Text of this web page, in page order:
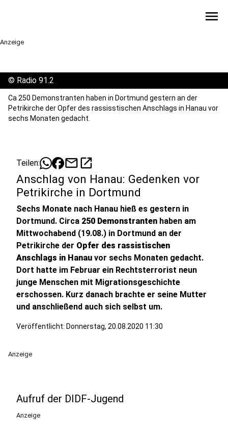
menu
Anzeige
© Radio 91.2
Ca 250 Demonstranten haben in Dortmund gestern an der
Petrikirche der Opfer des rassisstischen Anschlags in Hanau vor
sechs Monaten gedacht.
Teilen: mailopen_in_new
Anschlag von Hanau: Gedenken vor
Petrikirche in Dortmund
Sechs Monate nach Hanau hieß es gestern in
Dortmund. Circa 250 Demonstranten haben am
Mittwochabend (19.08.) in Dortmund an der
Petrikirche der Opfer des rassistischen
Anschlags in Hanau vor sechs Monaten gedacht.
Dort hatte im Februar ein Rechtsterrorist neun
junge Menschen mit Migrationsgeschichte
erschossen. Kurz danach brachte er seine Mutter
und anschließend auch sich selbst um.
Veröffentlicht: Donnerstag, 20.08.2020 11:30
Anzeige
Aufruf der DIDF-Jugend
Anzeige